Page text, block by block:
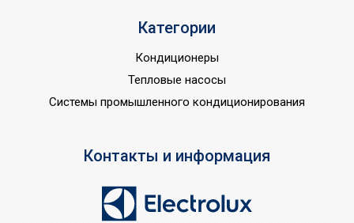
8 лет
нет
Внутреннее покрытие
Объем внутреннего бака 73
накипи;Защита от
Категории
Кондиционеры
Тепловые насосы
Системы промышленного кондиционирования
Контакты и информация